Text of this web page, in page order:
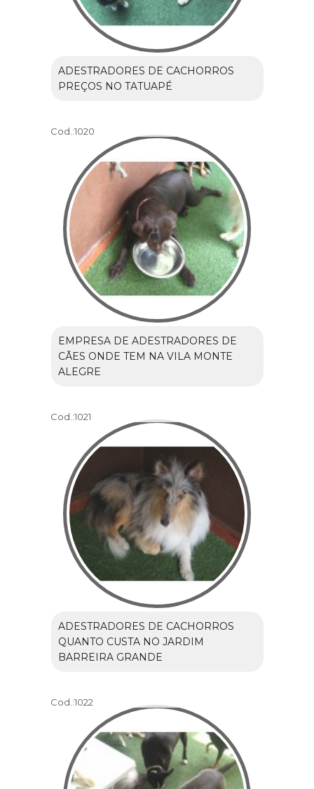
ADESTRADORES DE CACHORROS
PREÇOS NO TATUAPÉ
Cod.:1020
EMPRESA DE ADESTRADORES DE
CÃES ONDE TEM NA VILA MONTE
ALEGRE
Cod.:1021
ADESTRADORES DE CACHORROS
QUANTO CUSTA NO JARDIM
BARREIRA GRANDE
Cod.:1022